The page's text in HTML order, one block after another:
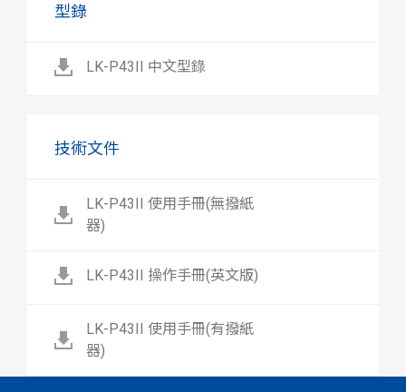
型錄
LK-P43II 中文型錄
技術文件
LK-P43II 使用手冊(無撥紙
器)
LK-P43II 操作手冊(英文版)
LK-P43II 使用手冊(有撥紙
器)